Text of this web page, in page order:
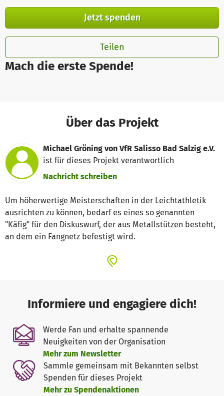
Mach die erste Spende!
Jetzt spenden
Teilen
Über das Projekt
Michael Gröning von VfR Salisso Bad Salzig e.V.
ist für dieses Projekt verantwortlich
Nachricht schreiben
Um höherwertige Meisterschaften in der Leichtathletik
ausrichten zu können, bedarf es eines so genannten
"Käfig" für den Diskuswurf, der aus Metallstützen besteht,
an dem ein Fangnetz befestigt wird.
Informiere und engagiere dich!
Werde Fan und erhalte spannende
Neuigkeiten von der Organisation
Mehr zum Newsletter
Sammle gemeinsam mit Bekannten selbst
Spenden für dieses Projekt
Mehr zu Spendenaktionen